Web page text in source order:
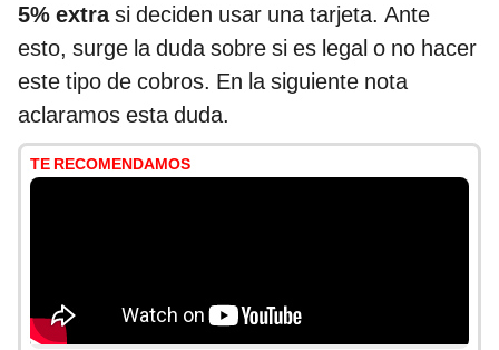
5% extrasi deciden usar una tarjeta. Ante
esto, surge la duda sobre si es legal o no hacer
este tipo de cobros. En la siguiente nota
aclaramos esta duda.
TE RECOMENDAMOS